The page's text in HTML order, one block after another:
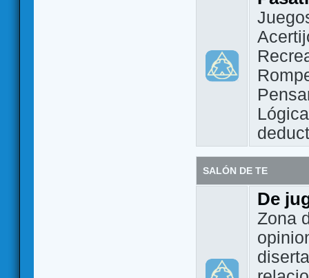
Lógica
SALÓN DE TE
De
Zona